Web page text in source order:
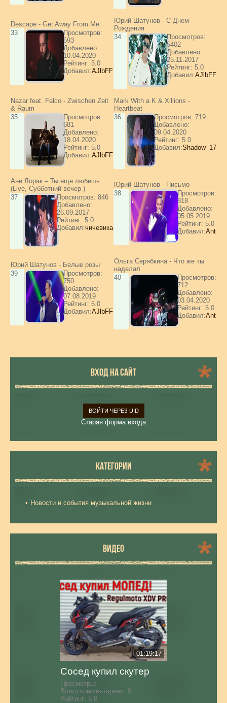
Descape - Get Away From Me
33
Просмотров:
593
Добавлено:
10.04.2020
Рейтинг: 5.0
Добавил:AJlbFF
Юрий Шатунов - С Днем
Рождения
34
Просмотров:
5402
Добавлено:
25.11.2017
Рейтинг: 5.0
Добавил:AJlbFF
Nazar feat. Falco - Zwischen Zeit
& Raum
35
Просмотров:
681
Добавлено:
18.04.2020
Рейтинг: 5.0
Добавил:AJlbFF
Mark With a K & Xillions -
Heartbeat
36
Просмотров: 719
Добавлено:
09.04.2020
Рейтинг: 5.0
Добавил:Shadow_17
Ани Лорак – Ты еще любишь
(Live, Субботний вечер )
37
Просмотров: 846
Добавлено:
26.09.2017
Рейтинг: 5.0
Добавил:чичевика
Юрий Шатунов - Письмо
38
Просмотров:
818
Добавлено:
05.05.2019
Рейтинг: 5.0
Добавил:Ant
Юрий Шатунов - Белые розы
39
Просмотров:
750
Добавлено:
07.08.2019
Рейтинг: 5.0
Добавил:AJlbFF
Ольга Серябкина - Что же ты
наделал
40
Просмотров:
712
Добавлено:
03.04.2020
Рейтинг: 5.0
Добавил:Ant
ВХОД НА САЙТ
ВОЙТИ ЧЕРЕЗ UID
Старая форма входа
КАТЕГОРИИ
Новости и события музыкальной жизни
ВИДЕО
01:19:17
Сосед купил скутер
Просмотры:
Всего комментариев: 0
Рейтинг: 5.0